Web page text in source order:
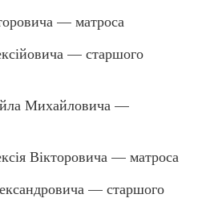
— матроса
— старшого
Михайловича —
Вікторовича — матроса
— старшого